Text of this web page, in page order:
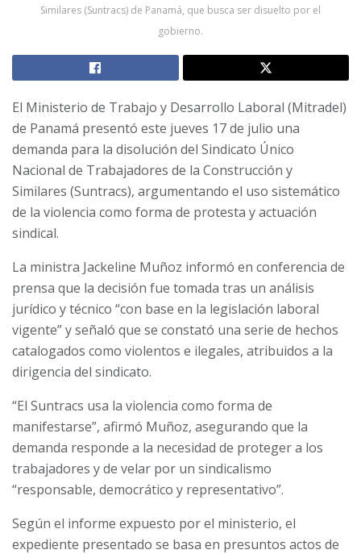
Similares (Suntracs) de Panamá, que busca ser disuelto por el
gobierno.
El Ministerio de Trabajo y Desarrollo Laboral (Mitradel)
de Panamá presentó este jueves 17 de julio una
demanda para la disolución del Sindicato Único
Nacional de Trabajadores de la Construcción y
Similares (Suntracs), argumentando el uso sistemático
de la violencia como forma de protesta y actuación
sindical.
La ministra Jackeline Muñoz informó en conferencia de
prensa que la decisión fue tomada tras un análisis
jurídico y técnico “con base en la legislación laboral
vigente” y señaló que se constató una serie de hechos
catalogados como violentos e ilegales, atribuidos a la
dirigencia del sindicato.
“El Suntracs usa la violencia como forma de
manifestarse”, afirmó Muñoz, asegurando que la
demanda responde a la necesidad de proteger a los
trabajadores y de velar por un sindicalismo
“responsable, democrático y representativo”.
Según el informe expuesto por el ministerio, el
expediente presentado se basa en presuntos actos de